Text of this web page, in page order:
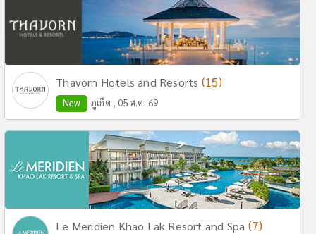
Thavorn Hotels and Resorts (15)
New ภูเก็ต , 05 ส.ค. 69
Le Meridien Khao Lak Resort and Spa (7)